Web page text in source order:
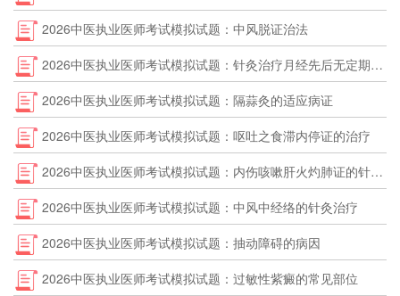
2026中医执业医师考试模拟试题：中风脱证治法
2026中医执业医师考试模拟试题：针灸治疗月经先后无定期应取哪些经脉
2026中医执业医师考试模拟试题：隔蒜灸的适应病证
2026中医执业医师考试模拟试题：呕吐之食滞内停证的治疗
2026中医执业医师考试模拟试题：内伤咳嗽肝火灼肺证的针灸治疗
2026中医执业医师考试模拟试题：中风中经络的针灸治疗
2026中医执业医师考试模拟试题：抽动障碍的病因
2026中医执业医师考试模拟试题：过敏性紫癜的常见部位